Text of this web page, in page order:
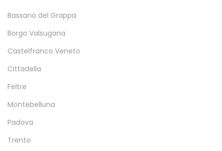
Bassano del Grappa
Borgo Valsugana
Castelfranco Veneto
Cittadella
Feltre
Montebelluna
Padova
Trento